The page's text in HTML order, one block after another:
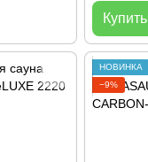
Купить
НОВИНКА
−9%